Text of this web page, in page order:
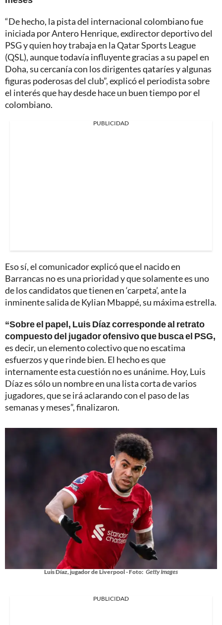
“De hecho, la pista del internacional colombiano fue
iniciada por Antero Henrique, exdirector deportivo del
PSG y quien hoy trabaja en la Qatar Sports League
(QSL), aunque todavía influyente gracias a su papel en
Doha, su cercanía con los dirigentes qataríes y algunas
figuras poderosas del club”, explicó el periodista sobre
el interés que hay desde hace un buen tiempo por el
colombiano.
PUBLICIDAD
Eso sí, el comunicador explicó que el nacido en
Barrancas no es una prioridad y que solamente es uno
de los candidatos que tienen en ‘carpeta’, ante la
inminente salida de Kylian Mbappé, su máxima estrella.
“Sobre el papel, Luis Díaz corresponde al retrato
compuesto del jugador ofensivo que busca el PSG,
es decir, un elemento colectivo que no escatima
esfuerzos y que rinde bien. El hecho es que
internamente esta cuestión no es unánime. Hoy, Luis
Díaz es sólo un nombre en una lista corta de varios
jugadores, que se irá aclarando con el paso de las
semanas y meses”, finalizaron.
Luis Díaz, jugador de Liverpool - Foto: Getty Images
PUBLICIDAD